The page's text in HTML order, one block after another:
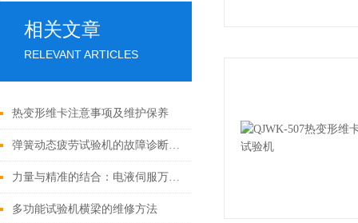
相关文章
RELEVANT ARTICLES
热变形维卡注意事项及维护保养
弹簧动态疲劳试验机的故障诊断与解决方法
力量与精准的结合：电液伺服万能材料试验机
多功能试验机横梁的维修方法